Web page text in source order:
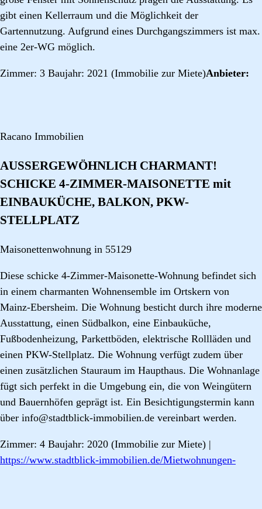
gibt einen Kellerraum und die Möglichkeit der
Gartennutzung. Aufgrund eines Durchgangszimmers ist max.
eine 2er-WG möglich.
Zimmer: 3 Baujahr: 2021 (Immobilie zur Miete)Anbieter:
Racano Immobilien
AUSSERGEWÖHNLICH CHARMANT!
SCHICKE 4-ZIMMER-MAISONETTE mit
EINBAUKÜCHE, BALKON, PKW-
STELLPLATZ
Maisonettenwohnung in 55129
Diese schicke 4-Zimmer-Maisonette-Wohnung befindet sich
in einem charmanten Wohnensemble im Ortskern von
Mainz-Ebersheim. Die Wohnung besticht durch ihre moderne
Ausstattung, einen Südbalkon, eine Einbauküche,
Fußbodenheizung, Parkettböden, elektrische Rollläden und
einen PKW-Stellplatz. Die Wohnung verfügt zudem über
einen zusätzlichen Stauraum im Haupthaus. Die Wohnanlage
fügt sich perfekt in die Umgebung ein, die von Weingütern
und Bauernhöfen geprägt ist. Ein Besichtigungstermin kann
über info@stadtblick-immobilien.de vereinbart werden.
Zimmer: 4 Baujahr: 2020 (Immobilie zur Miete) |
https://www.stadtblick-immobilien.de/Mietwohnungen-